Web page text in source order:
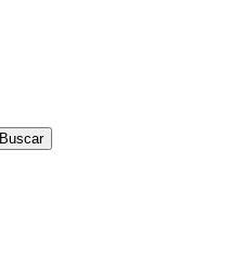
Buscar